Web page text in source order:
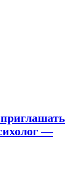
—